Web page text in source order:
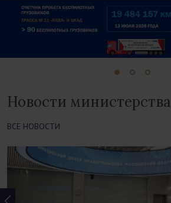
Новости министерства
ВСЕ НОВОСТИ